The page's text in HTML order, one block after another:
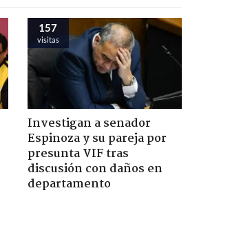
157
visitas
Investigan a senador
Espinoza y su pareja por
presunta VIF tras
discusión con daños en
departamento